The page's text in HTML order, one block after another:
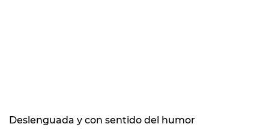
Deslenguada y con sentido del humor